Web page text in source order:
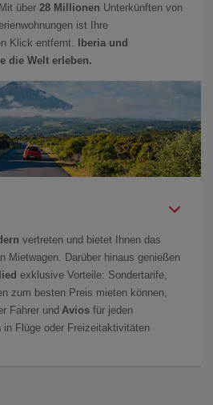
über 28 Millionen Unterkünften von
ist Ihre
Klick entfernt.
Iberia und
die Welt erleben.
vertreten und bietet Ihnen das
Mietwagen. Darüber hinaus genießen
exklusive Vorteile: Sondertarife,
zum besten Preis mieten können,
Fahrer und Avios für jeden
in Flüge oder Freizeitaktivitäten